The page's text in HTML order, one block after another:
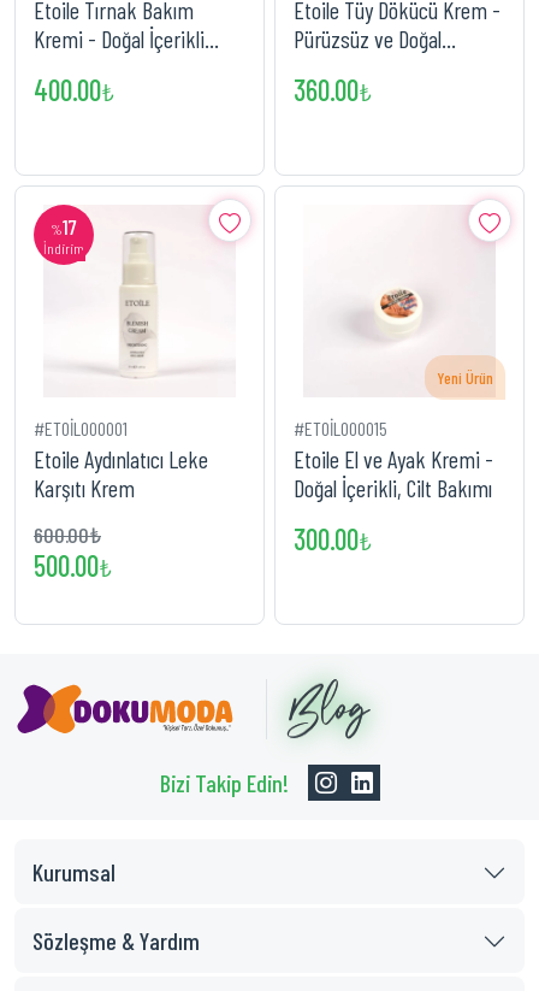
Etoile Tırnak Bakım
Kremi - Doğal İçerikli
400.00₺
Etoile Tüy Dökücü Krem -
Pürüzsüz ve Doğal
Kurtulun
360.00₺
%17
İndirim
#ETOİL000001
Etoile Aydınlatıcı Leke
Karşıtı Krem
600.00₺
500.00₺
#ETOİL000015
Etoile El ve Ayak Kremi -
Doğal İçerikli, Cilt Bakımı
300.00₺
Yeni Ürün
Bizi Takip Edin!
Kurumsal
Sözleşme & Yardım